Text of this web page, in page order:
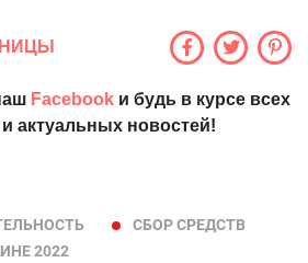
Facebook и будь в курсе всех
актуальных новостей!
СБОР СРЕДСТВ
2022